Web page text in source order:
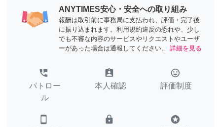
ANYTIMES安心・安全への取り組み
報酬は取引前に事務局に支払われ、評価・完了後
に振り込まれます。利用規約違反の恐れや、少し
でも不審な内容のサービスやリクエストやユーザ
ーがあった場合は通報してください。
詳細を見る
perm_phone_msg
パトロー
ル
assignment_ind
本人確認
tag_faces
評価制度
smartphone lock stars